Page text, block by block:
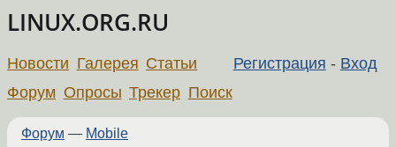
LINUX.ORG.RU
Регистрация - Вход
Новости Галерея Статьи
Форум Опросы Трекер Поиск
Форум — Mobile